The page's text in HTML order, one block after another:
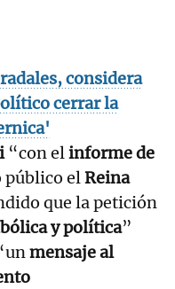
considera
cerrar la
“con elinforme de
público elReina
que la petición
y política”
mensaje al